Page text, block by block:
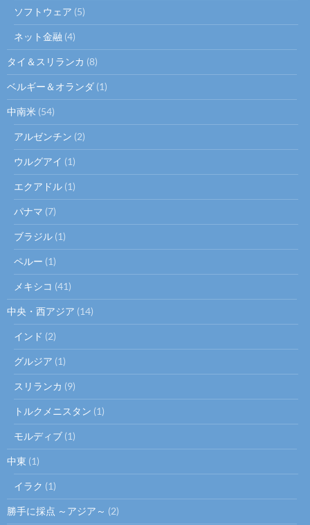
ソフトウェア (5)
ネット金融 (4)
タイ＆スリランカ (8)
ベルギー＆オランダ (1)
中南米 (54)
アルゼンチン (2)
ウルグアイ (1)
エクアドル (1)
パナマ (7)
ブラジル (1)
ペルー (1)
メキシコ (41)
中央・西アジア (14)
インド (2)
グルジア (1)
スリランカ (9)
トルクメニスタン (1)
モルディブ (1)
中東 (1)
イラク (1)
勝手に採点 ～アジア～ (2)